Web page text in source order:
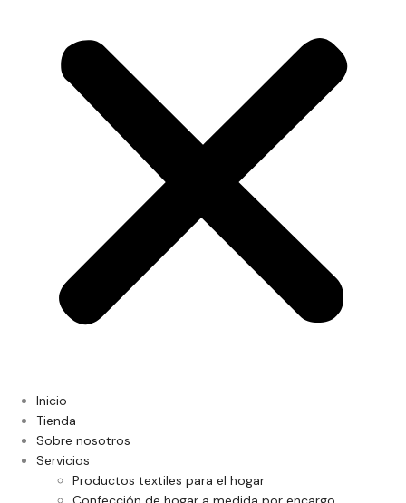
Inicio
Tienda
Sobre nosotros
Servicios
Productos textiles para el hogar